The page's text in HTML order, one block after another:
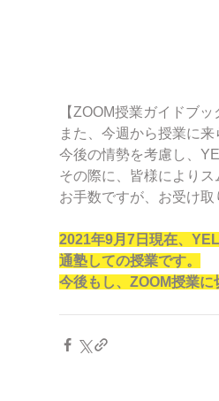
【ZOOM授業ガイドブッ
また、今週から授業に来
今後の情勢を考慮し、
その際に、皆様により
お手数ですが、お受け取
2021年9月7日現在、
通塾しての授業です。
今後もし、ZOOM授業に